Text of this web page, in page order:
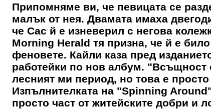
Припомняме ви, че певицата се
малък от нея. Двамата имаха
че Сас й е изневерил с негова
Morning Herald тя призна, че й е
феновете. Кайли каза пред
работейки по нов албум. "Всъщност
лесният ми период, но това е
Изпълнителката на "Spinning
просто част от житейските добри и